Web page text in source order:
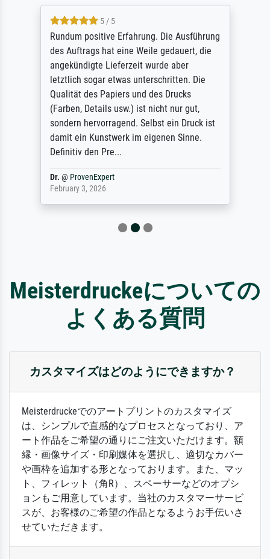
5 / 5
Rundum positive Erfahrung. Die Ausführung
des Auftrags hat eine Weile gedauert, die
angekündigte Lieferzeit wurde aber
letztlich sogar etwas unterschritten. Die
Qualität des Papiers und des Drucks
(Farben, Details usw.) ist nicht nur gut,
sondern hervorragend. Selbst ein Druck ist
damit ein Kunstwerk im eigenen Sinne.
Definitiv den Pre...
Dr. @ ProvenExpert
February 3, 2026
Meisterdruckeについての
よくある質問
カスタマイズはどのようにできますか？
Meisterdruckeでのアートプリントのカスタマイズ
は、シンプルで直感的なプロセスとなっており、ア
ート作品をご希望の通りにご注文いただけます。額
縁・画像サイズ・印刷媒体を選択し、適切なカバー
や画枠を追加する形となっております。また、マッ
ト、フィレット（角R）、スペーサーなどのオプシ
ョンもご用意しています。当社のカスタマーサービ
スが、お客様のご希望の作品となるようお手伝いさ
せていただきます。